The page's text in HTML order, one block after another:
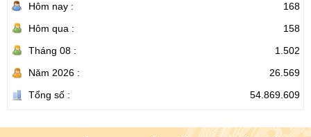
Hôm nay :
168
Hôm qua :
158
Tháng 08 :
1.502
Năm 2026 :
26.569
Tổng số :
54.869.609